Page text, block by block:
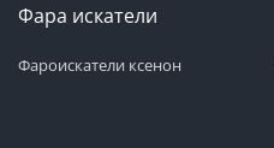
Фара искатели
Фароискатели ксенон